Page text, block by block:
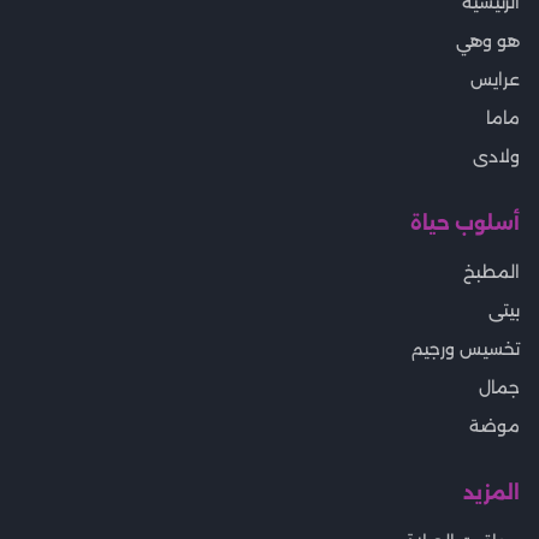
هو وهي
عرايس
ماما
ولادى
أسلوب حياة
المطبخ
بيتى
تخسيس ورجيم
جمال
موضة
المزيد